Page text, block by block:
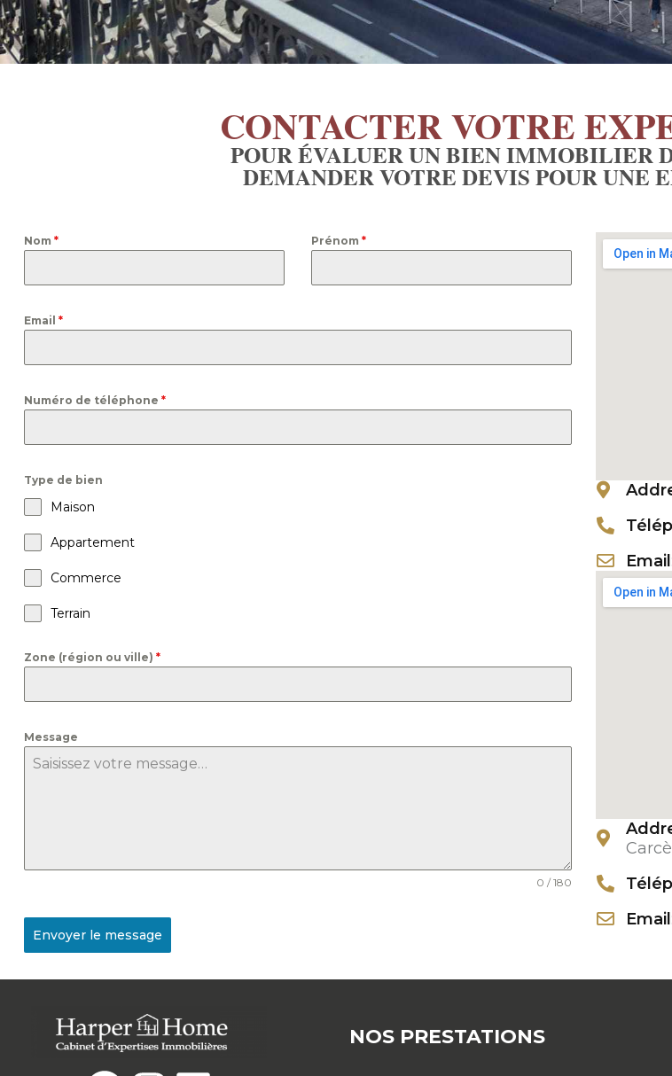
CONTACTER VOTRE
POUR ÉVALUER UN BIEN IMMOBILIER
DEMANDER VOTRE DEVIS POUR UNE
Nom * Prénom *
Email *
Numéro de téléphone *
Type de bien
Maison
Appartement
Commerce
Terrain
Zone (région ou ville) *
Message
0 / 180
Envoyer le message
Email
Email
NOS PRESTATIONS